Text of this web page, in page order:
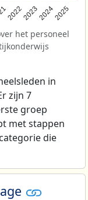
2022202320242025
het personeel
in
zijn 7
groep
met stappen
die